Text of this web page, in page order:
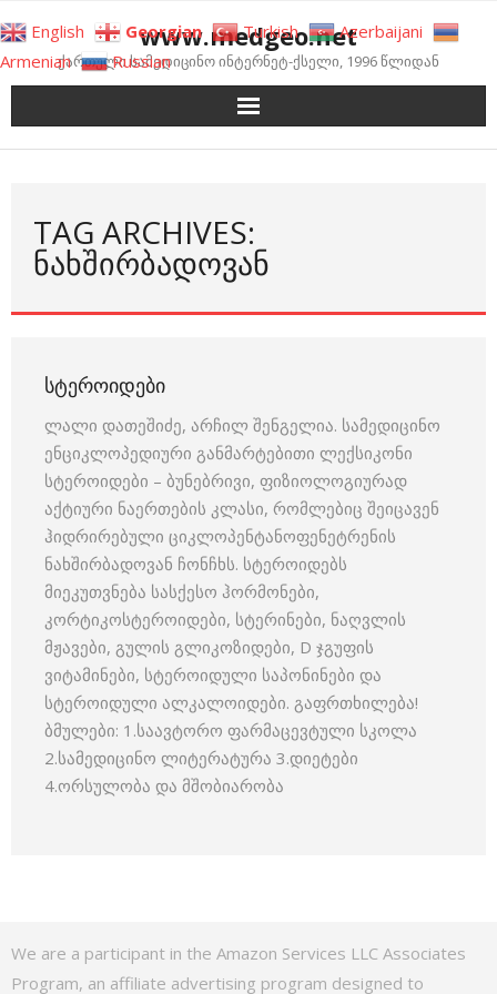
to
content
www.medgeo.net
ქართული სამედიცინო ინტერნეტ-ქსელი, 1996 წლიდან
TAG ARCHIVES:
ᲜᲐᲮᲨᲘᲠᲑᲐᲓᲝᲕᲐᲜ
ᲡᲢᲔᲠᲝᲘᲓᲔᲑᲘ
ლალი დათეშიძე, არჩილ შენგელია. სამედიცინო
ენციკლოპედიური განმარტებითი ლექსიკონი
სტეროიდები – ბუნებრივი, ფიზიოლოგიურად
აქტიური ნაერთების კლასი, რომლებიც შეიცავენ
ჰიდრირებული ციკლოპენტანოფენეტრენის
ნახშირბადოვან ჩონჩხს. სტეროიდებს
მიეკუთვნება სასქესო ჰორმონები,
კორტიკოსტეროიდები, სტერინები, ნაღვლის
მჟავები, გულის გლიკოზიდები, D ჯგუფის
ვიტამინები, სტეროიდული საპონინები და
სტეროიდული ალკალოიდები. გაფრთხილება!
ბმულები: 1.საავტორო ფარმაცევტული სკოლა
2.სამედიცინო ლიტერატურა 3.დიეტები
4.ორსულობა და მშობიარობა
We are a participant in the Amazon Services LLC Associates
Program, an affiliate advertising program designed to
English Georgian Turkish
Azerbaijani
Armenian
Russian